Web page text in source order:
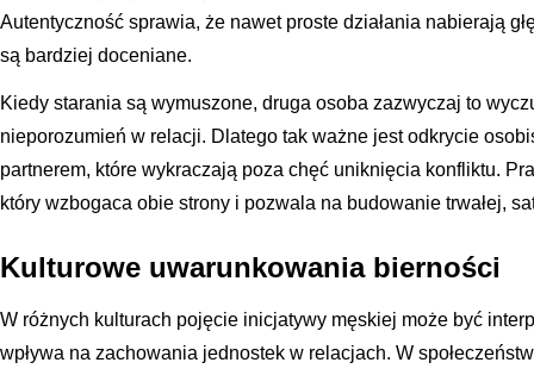
Autentyczność sprawia, że nawet proste działania nabierają
są bardziej doceniane.
Kiedy starania są wymuszone, druga osoba zazwyczaj to
nieporozumień w relacji. Dlatego tak ważne jest odkrycie
partnerem, które wykraczają poza chęć uniknięcia konfliktu.
który wzbogaca obie strony i pozwala na budowanie trwałej,
Kulturowe uwarunkowania bierności
W różnych kulturach pojęcie inicjatywy męskiej może być
wpływa na zachowania jednostek w relacjach. W